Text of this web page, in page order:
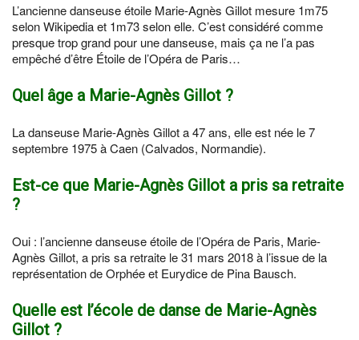
L’ancienne danseuse étoile Marie-Agnès Gillot mesure 1m75
selon Wikipedia et 1m73 selon elle. C’est considéré comme
presque trop grand pour une danseuse, mais ça ne l’a pas
empêché d’être Étoile de l’Opéra de Paris…
Quel âge a Marie-Agnès Gillot ?
La danseuse Marie-Agnès Gillot a 47 ans, elle est née le 7
septembre 1975 à Caen (Calvados, Normandie).
Est-ce que Marie-Agnès Gillot a pris sa retraite
?
Oui : l’ancienne danseuse étoile de l’Opéra de Paris, Marie-
Agnès Gillot, a pris sa retraite le 31 mars 2018 à l’issue de la
représentation de Orphée et Eurydice de Pina Bausch.
Quelle est l’école de danse de Marie-Agnès
Gillot ?